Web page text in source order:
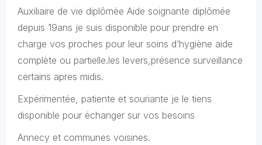
Auxiliaire de vie diplômée Aide soignante diplômée
depuis 19ans je suis disponible pour prendre en
charge vos proches pour leur soins d’hygiène aide
complète ou partielle.les levers,présence surveillance
certains apres midis.
Expérimentée, patiente et souriante je le tiens
disponible pour échanger sur vos besoins
Annecy et communes voisines.